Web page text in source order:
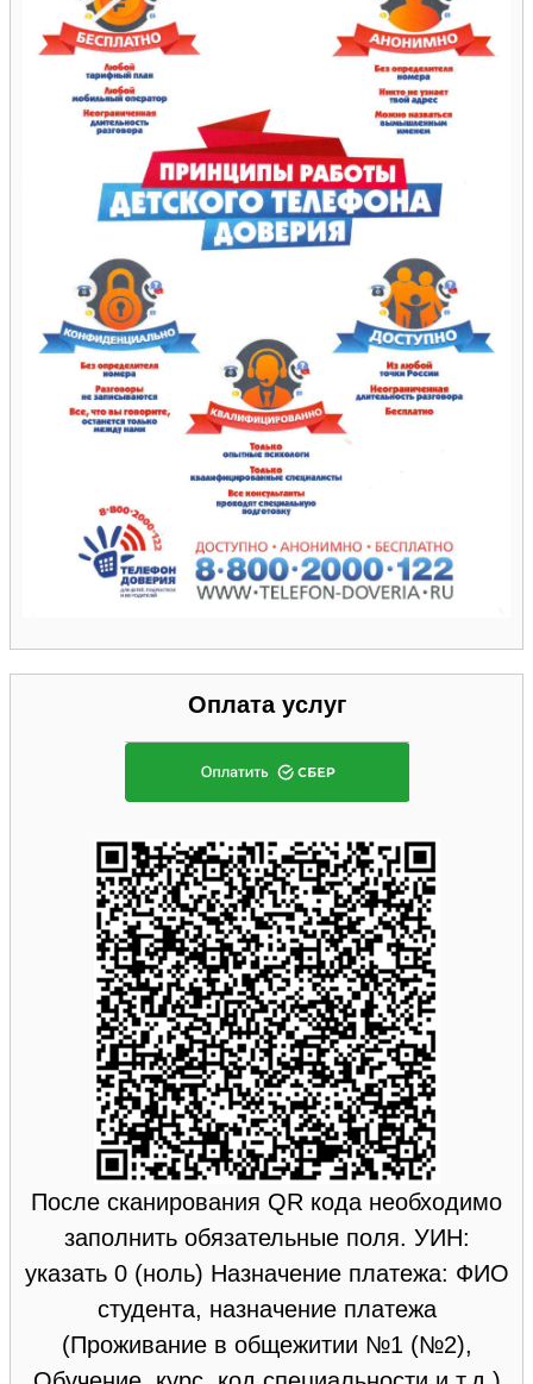
Оплата услуг
После сканирования QR кода необходимо
заполнить обязательные поля. УИН:
указать 0 (ноль) Назначение платежа: ФИО
студента, назначение платежа
(Проживание в общежитии №1 (№2),